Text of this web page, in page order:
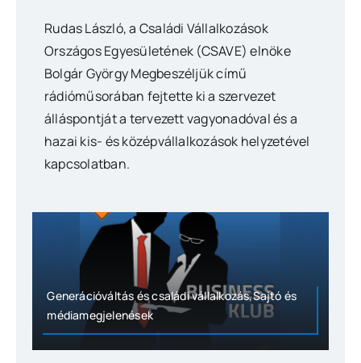
Rudas László, a Családi Vállalkozások
Országos Egyesületének (CSAVE) elnöke
Bolgár György Megbeszéljük című
rádióműsorában fejtette ki a szervezet
álláspontját a tervezett vagyonadóval és a
hazai kis- és középvállalkozások helyzetével
kapcsolatban.
Generációváltás és családi vállalkozás,Sajtó és
médiamegjelenések